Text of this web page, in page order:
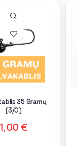
35 Gramų
(3/0)
1,00€